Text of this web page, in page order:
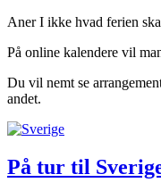
Aner I ikke hvad ferien
På online kalendere vil
Du vil nemt se
andet.
På tur til